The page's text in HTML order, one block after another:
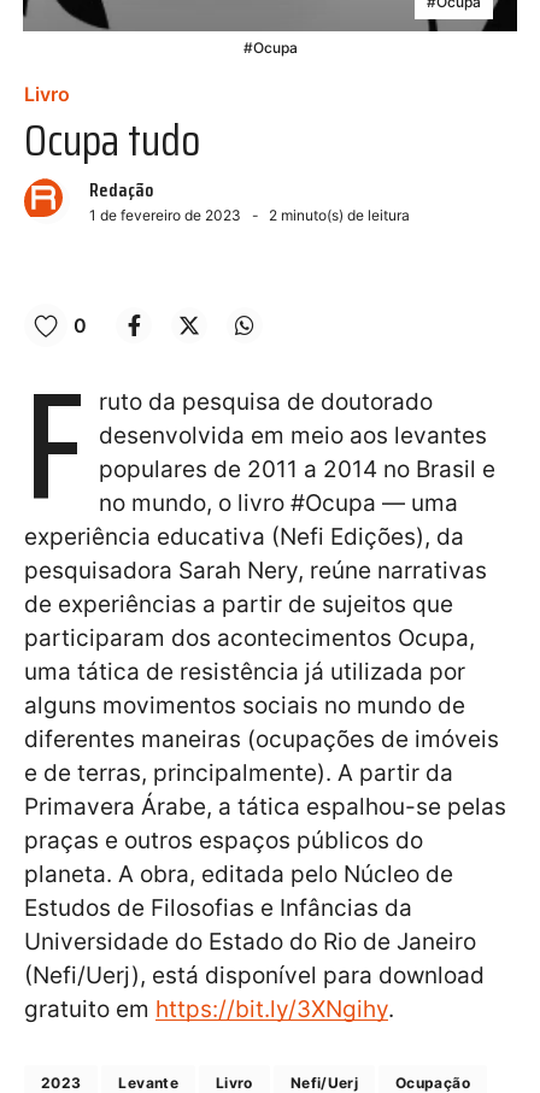
#Ocupa
Livro
Ocupa tudo
Redação
1 de fevereiro de 2023 2 minuto(s) de leitura
0
F
ruto da pesquisa de doutorado
desenvolvida em meio aos levantes
populares de 2011 a 2014 no Brasil e
no mundo, o livro #Ocupa — uma
experiência educativa (Nefi Edições), da
pesquisadora Sarah Nery, reúne narrativas
de experiências a partir de sujeitos que
participaram dos acontecimentos Ocupa,
uma tática de resistência já utilizada por
alguns movimentos sociais no mundo de
diferentes maneiras (ocupações de imóveis
e de terras, principalmente). A partir da
Primavera Árabe, a tática espalhou-se pelas
praças e outros espaços públicos do
planeta. A obra, editada pelo Núcleo de
Estudos de Filosofias e Infâncias da
Universidade do Estado do Rio de Janeiro
(Nefi/Uerj), está disponível para download
gratuito em https://bit.ly/3XNgihy.
2023 Levante Livro Nefi/Uerj Ocupação